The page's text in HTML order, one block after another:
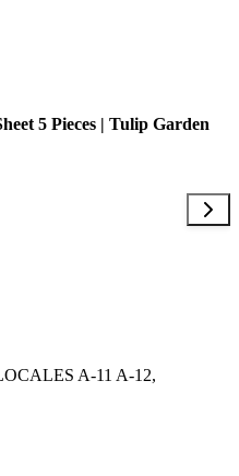
5 Pieces | Tulip Garden
A-11 A-12,